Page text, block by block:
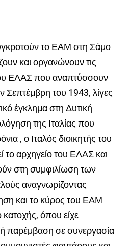
το ΕΑΜ στη Σάμο
και οργανώνουν τις
ΕΛΑΣ που αναπτύσσουν
Σεπτέμβρη του 1943, λίγες
έγκλημα στη Δυτική
της Ιταλίας που
, ο Ιταλός διοικητής του
το αρχηγείο του ΕΛΑΣ και
στη συμφιλίωση των
αναγνωρίζοντας
και το κύρος του ΕΑΜ
κατοχής, όπου είχε
παρέμβαση σε συνεργασία